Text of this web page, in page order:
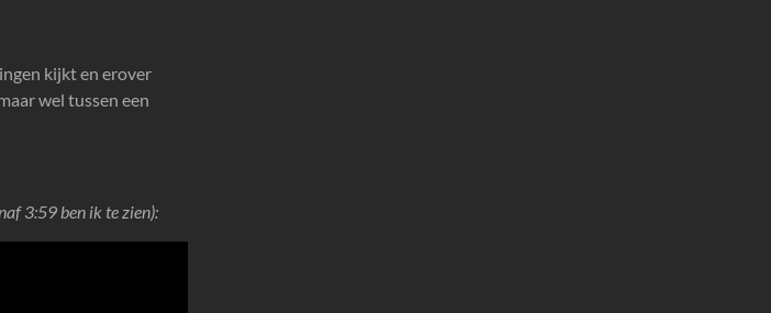
kijkt en erover
wel tussen een
3:59 ben ik te zien):